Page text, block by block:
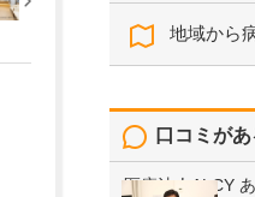
地域から
口コミが
医療法人ALCY